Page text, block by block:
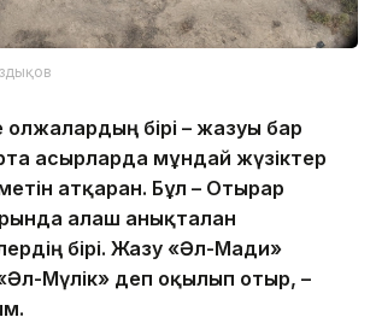
олжалардың бірі – жазуы бар
ғасырларда мұндай жүзіктер
атқарған. Бұл – Отырар
алғаш анықталған
бірі. Жазу «Әл-Мағди»
Мүлік» деп оқылып отыр, –